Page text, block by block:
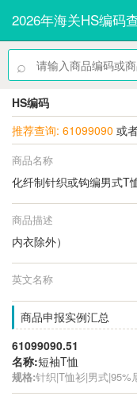
2026年海关HS编码
⌕
HS编码
推荐查询: 61099090 或
商品名称
化纤制针织或钩编男式T
商品描述
内衣除外）
英文名称
商品申报实例汇总
61099090.51
名称:短袖T恤
规格:针织|T恤衫|男式|95%